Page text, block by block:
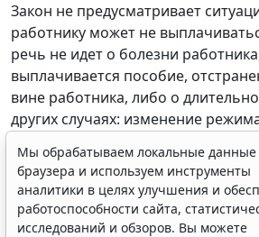
Закон не предусматривает
работнику может не
речь не идет о болезни
выплачивается пособие,
вине работника, либо о
других случаях: изменение
зарплата в том или ином
14. Может ли работодатель
процентный оклад (например, от
на форс-мажор?
Мы обрабатываем локальные данные
браузера и используем инструменты
аналитики в целях улучшения и
работоспособности сайта,
исследований и обзоров. Вы можете